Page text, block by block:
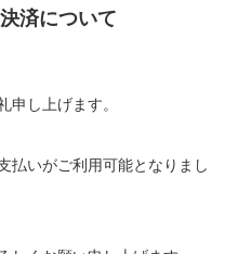
済について
申し上げます。
払いがご利用可能となりまし